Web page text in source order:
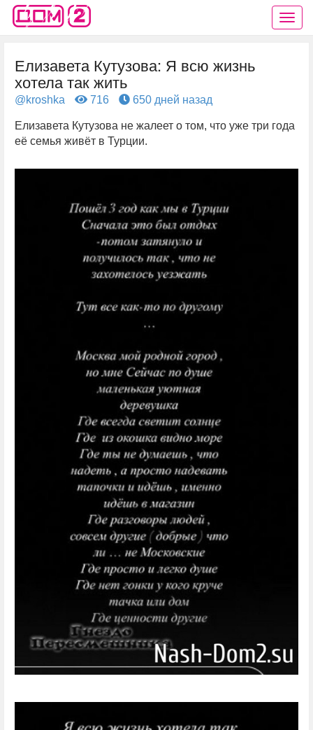
Елизавета Кутузова: Я всю жизнь
хотела так жить
@kroshka 716 650 дней назад
Елизавета Кутузова не жалеет о том, что уже три года
её семья живёт в Турции.